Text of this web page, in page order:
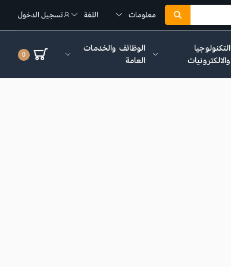
معلومات اللغة تسجيل الدخول
التكنولوجيا
والالكترونيات
الوظائف والخدمات
العامة
0